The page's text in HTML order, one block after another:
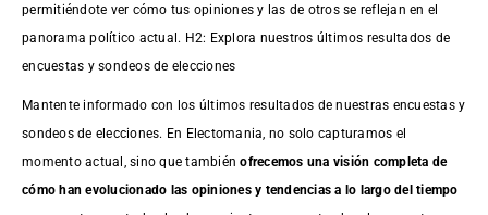
permitiéndote ver cómo tus opiniones y las de otros se reflejan en el
panorama político actual. H2: Explora nuestros últimos resultados de
encuestas y sondeos de elecciones
Mantente informado con los últimos resultados de nuestras encuestasy
sondeos de elecciones. En Electomania, no solo capturamos el
momento actual, sino que tambiénofrecemos una visión completa de
cómo han evolucionado las opiniones y tendencias a lo largo del tiempo